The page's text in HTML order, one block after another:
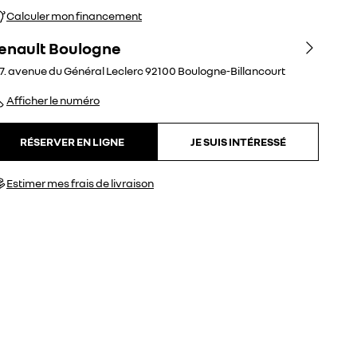
Calculer mon financement
Boulogne
avenue du Général Leclerc92100 Boulogne-Billancourt
Afficher le numéro
RÉSERVER EN LIGNE JE SUIS INTÉRESSÉ
Estimer mes frais de livraison